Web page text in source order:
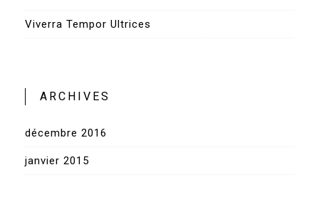
Viverra Tempor Ultrices
ARCHIVES
décembre 2016
janvier 2015